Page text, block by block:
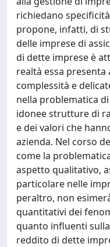
richiedano
propone, infatti, di
delle imprese di
di dette imprese è
realtà essa
complessità e
nella problematica
idonee strutture di
e dei valori che
azienda. Nel corso
come la
aspetto qualitativo,
particolare nelle
peraltro, non
quantitativi dei
quanto influenti
reddito di dette